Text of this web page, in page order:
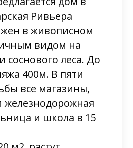
Ривьера
в живописном
видом на
соснового леса. До
400м. В пяти
все магазины,
железнодорожная
и школа в 15